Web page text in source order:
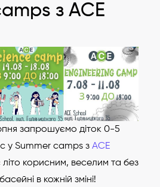
з ACE
запрошуємо діток 0-5
у Summer camps з ACE
корисним, веселим та без
в кожній зміні!